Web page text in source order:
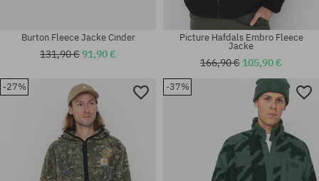
Verfügbare Größen:
Verfügbare Größen:
Burton Fleece Jacke Cinder
131,90 €91,90 €
Picture Hafdals Embro Fleece
Jacke
166,90 € 105,90 €
-27% -37%